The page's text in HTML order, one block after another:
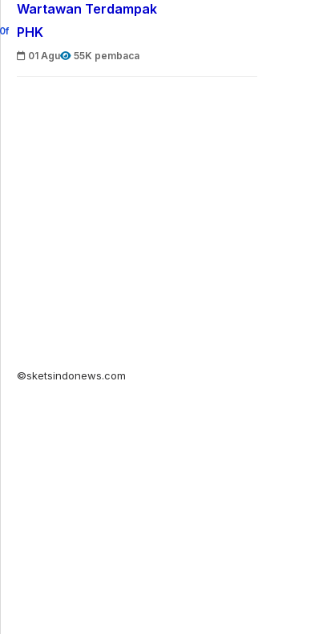
Wartawan Terdampak
PHK
01 Agu 55K pembaca
©sketsindonews.com